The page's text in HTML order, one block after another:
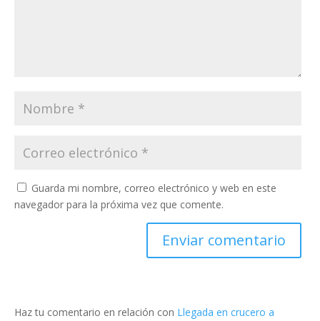
Guarda mi nombre, correo electrónico y web en este
navegador para la próxima vez que comente.
Haz tu comentario en relación con Llegada en crucero a